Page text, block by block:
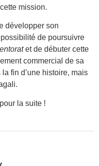
mission.
développer son
de poursuivre
et de débuter cette
commercial de sa
la fin d’une histoire, mais
la suite !